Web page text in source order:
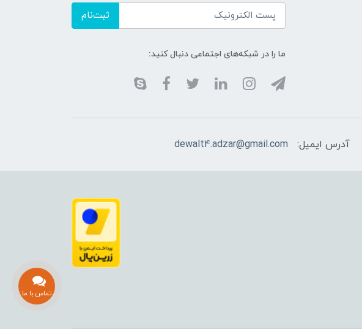
ثبت‌نام
ما را در شبکه‌های اجتماعی دنبال کنید:
آدرس ایمیل: dewalt4.adzar@gmail.com
تماس با ما